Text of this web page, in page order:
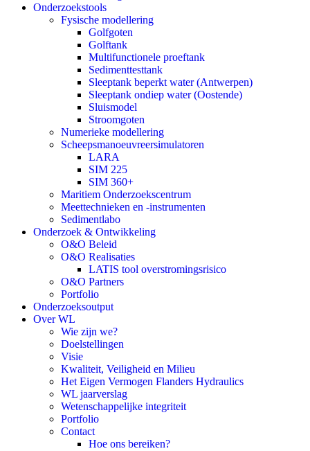
Onderzoekstools
Fysische modellering
Golfgoten
Golftank
Multifunctionele proeftank
Sedimenttesttank
Sleeptank beperkt water (Antwerpen)
Sleeptank ondiep water (Oostende)
Sluismodel
Stroomgoten
Numerieke modellering
Scheepsmanoeuvreersimulatoren
LARA
SIM 225
SIM 360+
Maritiem Onderzoekscentrum
Meettechnieken en -instrumenten
Sedimentlabo
Onderzoek & Ontwikkeling
O&O Beleid
O&O Realisaties
LATIS tool overstromingsrisico
O&O Partners
Portfolio
Onderzoeksoutput
Over WL
Wie zijn we?
Doelstellingen
Visie
Kwaliteit, Veiligheid en Milieu
Het Eigen Vermogen Flanders Hydraulics
WL jaarverslag
Wetenschappelijke integriteit
Portfolio
Contact
Hoe ons bereiken?